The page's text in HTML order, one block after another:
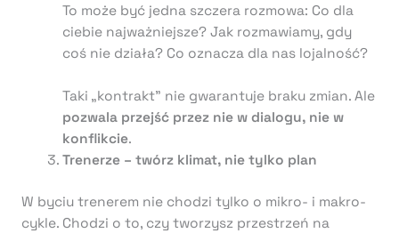
To może być jedna szczera rozmowa: Co dla
ciebie najważniejsze? Jak rozmawiamy, gdy
coś nie działa? Co oznacza dla nas lojalność?
Taki „kontrakt” nie gwarantuje braku zmian. Ale
pozwala przejść przez nie w dialogu, nie w
konflikcie.
Trenerze – twórz klimat, nie tylko plan
W byciu trenerem nie chodzi tylko o mikro- i makro-
cykle. Chodzi o to, czy tworzysz przestrzeń na